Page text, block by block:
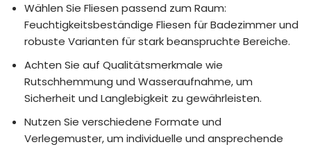
Wählen Sie Fliesen passend zum Raum:
Feuchtigkeitsbeständige Fliesen für Badezimmer und
robuste Varianten für stark beanspruchte Bereiche.
Achten Sie auf Qualitätsmerkmale wie
Rutschhemmung und Wasseraufnahme, um
Sicherheit und Langlebigkeit zu gewährleisten.
Nutzen Sie verschiedene Formate und
Verlegemuster, um individuelle und ansprechende